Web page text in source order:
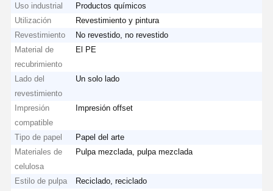
Uso industrial
Productos químicos
Utilización
Revestimiento y pintura
Revestimiento
No revestido, no revestido
Material de
recubrimiento
El PE
Lado del
revestimiento
Un solo lado
Impresión
compatible
Impresión offset
Tipo de papel
Papel del arte
Materiales de
celulosa
Pulpa mezclada, pulpa mezclada
Estilo de pulpa
Reciclado, reciclado